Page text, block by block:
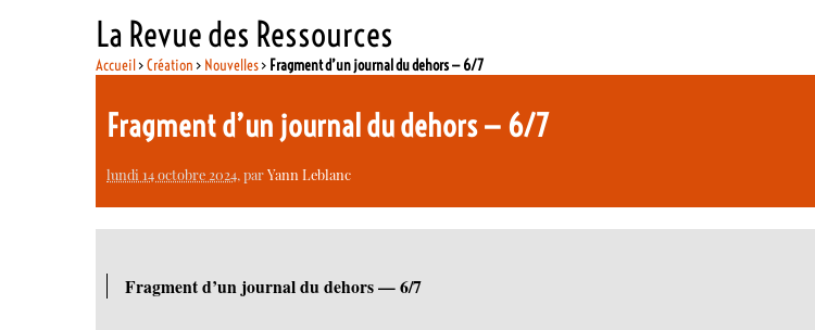
La Revue des Ressources
Accueil>Création > Nouvelles> Fragment d’un journal du dehors — 6/7
Fragment d’un journal du dehors — 6/7
lundi 14 octobre 2024, parYann Leblanc
Fragment d’un journal du dehors — 6/7